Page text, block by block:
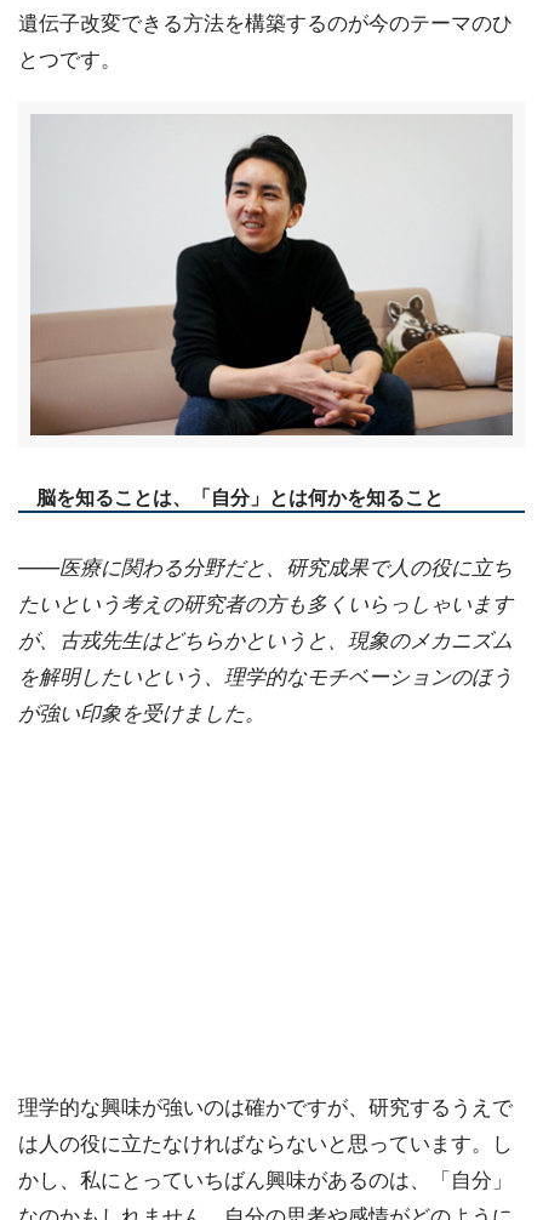
遺伝子改変できる方法を構築するのが今のテーマのひ
とつです。
脳を知ることは、「自分」とは何かを知ること
――医療に関わる分野だと、研究成果で人の役に立ち
たいという考えの研究者の方も多くいらっしゃいます
が、古戎先生はどちらかというと、現象のメカニズム
を解明したいという、理学的なモチベーションのほう
が強い印象を受けました。
理学的な興味が強いのは確かですが、研究するうえで
は人の役に立たなければならないと思っています。し
かし、私にとっていちばん興味があるのは、「自分」